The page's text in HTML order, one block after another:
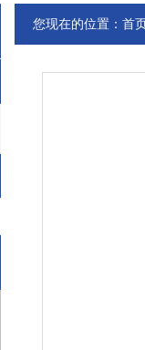
您现在的位置： 首